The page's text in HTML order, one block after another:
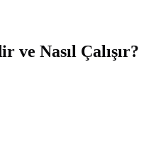
ve Nasıl Çalışır?